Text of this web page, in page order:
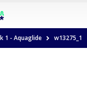
1 - Aquaglide w13275_1